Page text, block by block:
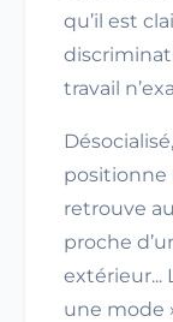
qu’il est
travail
positionne
retrouve
proche
extérieur...
une mode